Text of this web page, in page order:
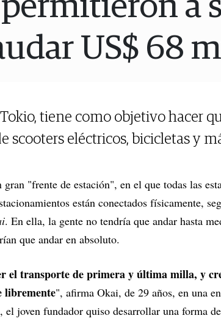
a
US$ 68
tiene como objetivo hacer
scooters eléctricos, bicicletas y
gran "frente de estación", en el que todas las
están conectados físicamente,
. En ella, la gente no tendría que andar hasta
que andar en absoluto.
el transporte de primera y última milla, y
libremente", afirma Okai, de 29 años, en una
joven fundador quiso desarrollar una forma